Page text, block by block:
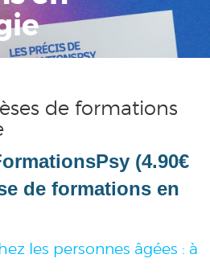
de formations
(4.90€
de formations en
les personnes âgées : à